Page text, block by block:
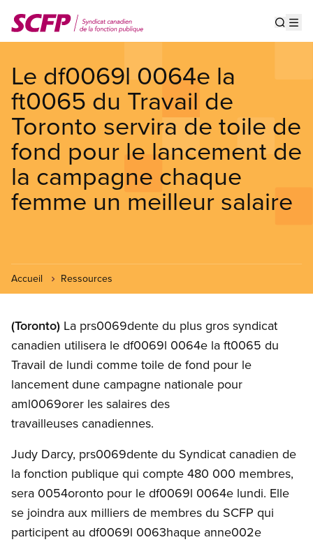
au
contenu
Le df0069l 0064e la
ft0065 du Travail de
Toronto servira de toile de
fond pour le lancement de
la campagne chaque
femme un meilleur salaire
Accueil Ressources
(Toronto) La prs0069dente du plus gros syndicat
canadien utilisera le df0069l 0064e la ft0065 du
Travail de lundi comme toile de fond pour le
lancement dune campagne nationale pour
aml0069orer les salaires des
travailleuses canadiennes.
Judy Darcy, prs0069dente du Syndicat canadien de
la fonction publique qui compte 480 000 membres,
sera 0054oronto pour le df0069l 0064e lundi. Elle
se joindra aux milliers de membres du SCFP qui
participent au df0069l 0063haque anne002e